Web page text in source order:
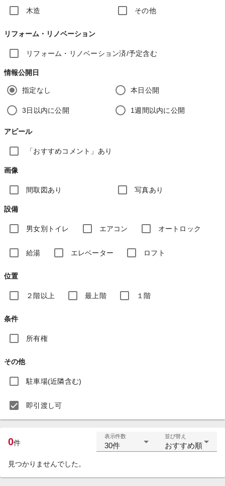
木造 その他
リフォーム・リノベーション
リフォーム・リノベーション済/予定含む
情報公開日
指定なし 本日公開
3日以内に公開 1週間以内に公開
アピール
「おすすめコメント」あり
画像
間取図あり 写真あり
設備
男女別トイレ エアコン オートロック
給湯 エレベーター ロフト
位置
２階以上 最上階 １階
条件
所有権
その他
駐車場(近隣含む)
即引渡し可
0件
表示件数
30件
並び替え
おすすめ順
見つかりませんでした。